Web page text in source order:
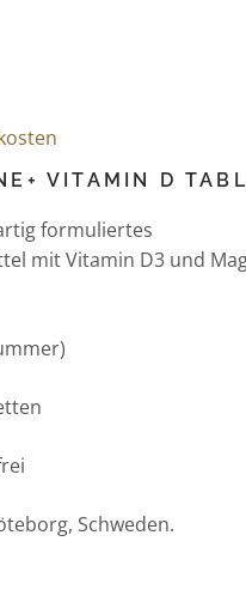
VITAMIN D
formuliertes
mit Vitamin D3 und
Schweden.